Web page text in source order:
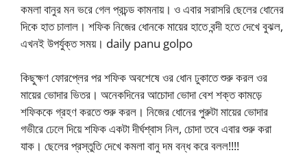
কমলা বানুর মন ভরে গেল প্রচন্ড কামনায়। ও এবার সরাসরি ছেলের ধোনের
দিকে হাত চালাল। শফিক নিজের ধোনকে মায়ের হাতে বন্দী হতে দেখে বুঝল,
এখনই উপর্যুক্ত সময়। daily panu golpo
কিছুক্ষণ ফোরপ্লের পর শফিক অবশেষে ওর ধোন ঢুকাতে শুরু করল ওর
মায়ের ভোদার ভিতর। অনেকদিনের আচোদা ভোদা বেশ শক্ত কামড়ে
শফিককে গ্রহণ করতে শুরু করল। নিজের ধোনের পুরুটা মায়ের ভোদার
গভীরে ঢেলে দিয়ে শফিক একটা দীর্ঘশ্বাস নিল, চোদা তবে এবার শুরু করা
যাক। ছেলের প্রস্তুতি দেখে কমলা বানু দম বন্ধ করে বলল!!!!